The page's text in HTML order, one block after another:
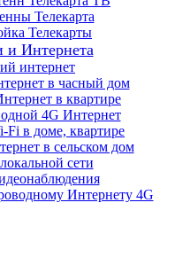
Телекарта
Телекарты
и Интернета
интернет
в часный дом
в квартире
4G Интернет
в доме, квартире
в сельском дом
сети
Интернету 4G